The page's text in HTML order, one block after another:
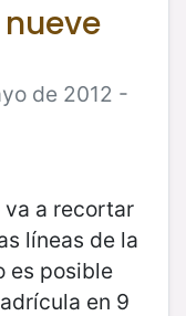
de 2012 -
a recortar
líneas de la
es posible
en 9